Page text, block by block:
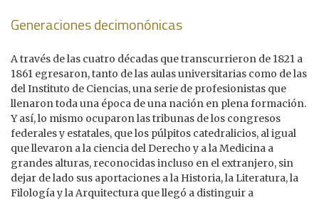
Generaciones decimonónicas
A través de las cuatro décadas que transcurrieron de 1821 a
1861 egresaron, tanto de las aulas universitarias como de las
del Instituto de Ciencias, una serie de profesionistas que
llenaron toda una época de una nación en plena formación.
Y así, lo mismo ocuparon las tribunas de los congresos
federales y estatales, que los púlpitos catedralicios, al igual
que llevaron a la ciencia del Derecho y a la Medicina a
grandes alturas, reconocidas incluso en el extranjero, sin
dejar de lado sus aportaciones a la Historia, la Literatura, la
Filología y la Arquitectura que llegó a distinguir a